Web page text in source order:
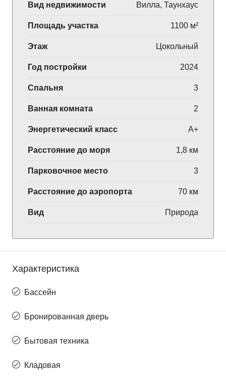
Вид недвижимости Вилла, Таунхаус
Площадь участка 1100 м²
Этаж Цокольный
Год постройки 2024
Спальня 3
Ванная комната 2
Энергетический класс A+
Расстояние до моря 1,8 км
Парковочное место 3
Расстояние до аэропорта 70 км
Вид Природа
Характеристика
Бассейн
Бронированная дверь
Бытовая техника
Кладовая